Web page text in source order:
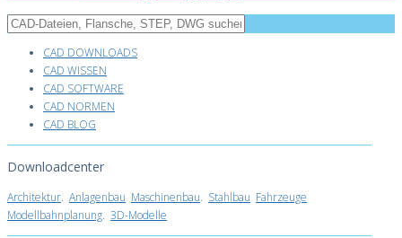
CAD DOWNLOADS
CAD WISSEN
CAD SOFTWARE
CAD NORMEN
CAD BLOG
Downloadcenter
Architektur. Anlagenbau Maschinenbau. Stahlbau Fahrzeuge
Modellbahnplanung. 3D-Modelle